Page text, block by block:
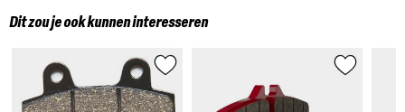
Dit zou je ook kunnen interesseren